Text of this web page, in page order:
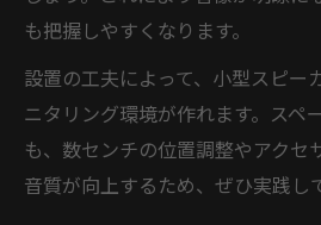
も把握しやすくなります。
設置の工夫によって、小型スピー
ニタリング環境が作れます。スペ
も、数センチの位置調整やアクセ
音質が向上するため、ぜひ実践し